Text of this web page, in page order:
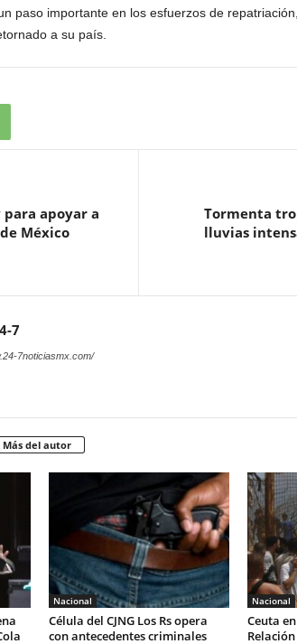
paso importante en los esfuerzos de
a su país.
para apoyar a
México
Tormenta
lluvias
7
7noticiasmx.com/
Más del autor
Nacional
Célula del CJNG Los Rs opera
con antecedentes criminales
Nacional
Ceuta